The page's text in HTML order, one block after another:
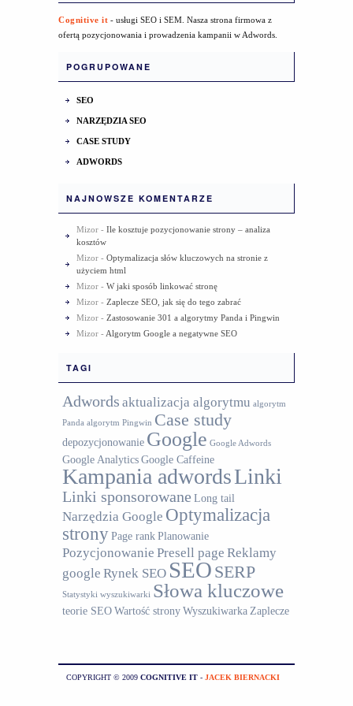
Cognitive it - usługi SEO i SEM. Nasza strona firmowa z
ofertą pozycjonowania i prowadzenia kampanii w Adwords.
POGRUPOWANE
SEO
NARZĘDZIA SEO
CASE STUDY
ADWORDS
NAJNOWSZE KOMENTARZE
Mizor - Ile kosztuje pozycjonowanie strony – analiza
kosztów
Mizor - Optymalizacja słów kluczowych na stronie z
użyciem html
Mizor - W jaki sposób linkować stronę
Mizor - Zaplecze SEO, jak się do tego zabrać
Mizor - Zastosowanie 301 a algorytmy Panda i Pingwin
Mizor - Algorytm Google a negatywne SEO
TAGI
Adwords aktualizacja algorytmu algorytm
Panda algorytm Pingwin Case study
depozycjonowanie Google Google Adwords
Google AnalyticsGoogle Caffeine
Kampania adwordsLinki
Linki sponsorowane Long tail
Narzędzia Google Optymalizacja
stronyPage rankPlanowanie
Pozycjonowanie Presell page Reklamy
google Rynek SEO SEO SERP
Statystyki wyszukiwarki Słowa kluczowe
teorie SEOWartość stronyWyszukiwarka Zaplecze
COPYRIGHT © 2009 COGNITIVE IT - JACEK BIERNACKI